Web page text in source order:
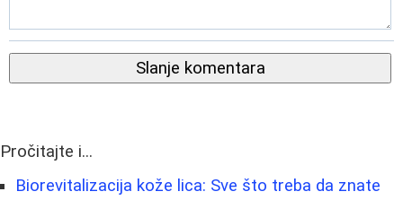
Slanje komentara
Pročitajte i...
Biorevitalizacija kože lica: Sve što treba da znate